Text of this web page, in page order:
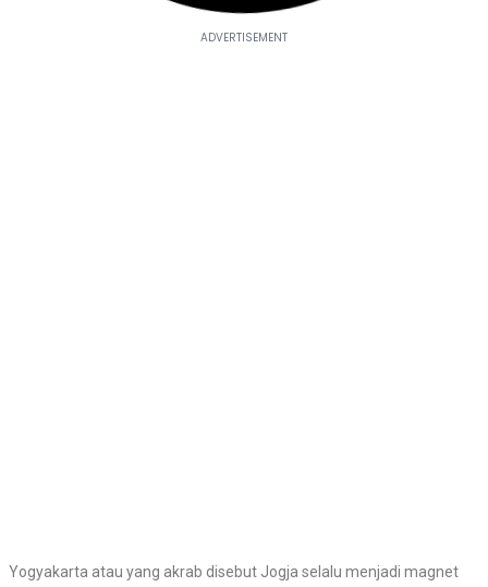
Yogyakarta atau yang akrab disebut Jogja selalu menjadi magnet